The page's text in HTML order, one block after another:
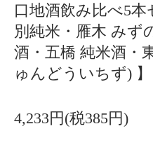
口地酒飲み比べ5本
別純米・雁木 みず
酒・五橋 純米酒・
ゅんどういちず) 】
4,233円(税385円)